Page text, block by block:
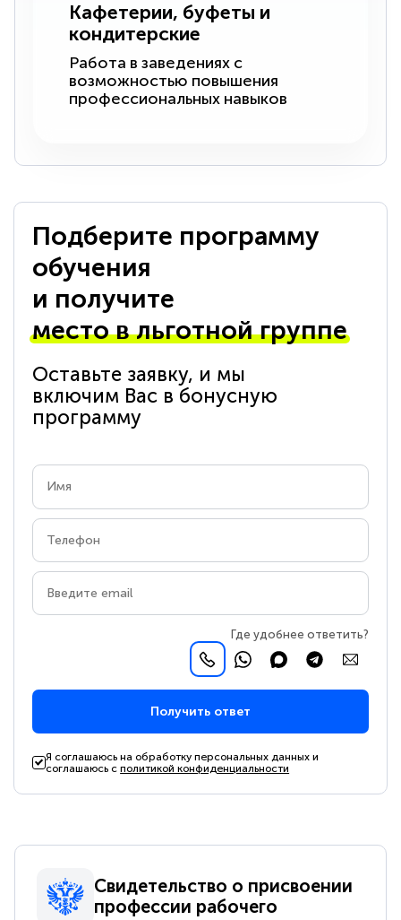
Кафетерии, буфеты и
кондитерские
Работа в заведениях с
возможностью повышения
профессиональных навыков
Подберите программу
обучения
и получите
место в льготной группе
Оставьте заявку, и мы
включим Вас в бонусную
программу
Где удобнее ответить?
Получить ответ
Я соглашаюсь на обработку персональных данных и
соглашаюсь сполитикой конфиденциальности
Свидетельство о присвоении
профессии рабочего